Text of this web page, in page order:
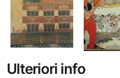
Ulteriori info